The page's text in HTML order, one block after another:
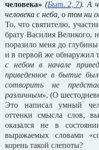
человека» (Быт. 2, 7). А
человека с неба, о том ни
То, что святителю,
брату Василия Великого,
поразило меня до
и в первой же обнаружил
с небом в начале
приведенное в бытие
сотворить не
различным». (О
Это написал умный
оттенки смысла слов,
оказался не в
выражаемых словами
корень такой слепоты?